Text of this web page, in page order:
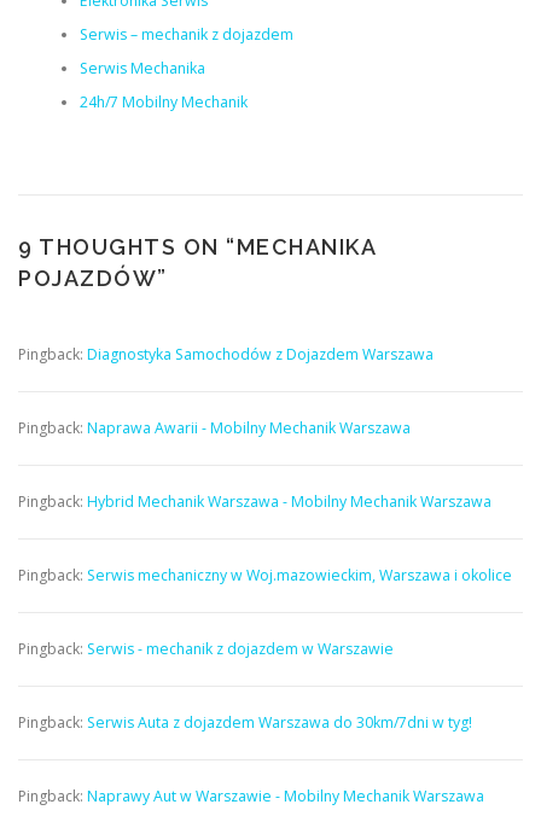
Serwis – mechanik z dojazdem
Serwis Mechanika
24h/7 Mobilny Mechanik
9 THOUGHTS ON “MECHANIKA
POJAZDÓW”
Pingback: Diagnostyka Samochodów z Dojazdem Warszawa
Pingback: Naprawa Awarii - Mobilny Mechanik Warszawa
Pingback: Hybrid Mechanik Warszawa - Mobilny Mechanik Warszawa
Pingback: Serwis mechaniczny w Woj.mazowieckim, Warszawa i okolice
Pingback: Serwis - mechanik z dojazdem w Warszawie
Pingback: Serwis Auta z dojazdem Warszawa do 30km/7dni w tyg!
Pingback: Naprawy Aut w Warszawie - Mobilny Mechanik Warszawa